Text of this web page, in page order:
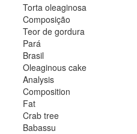
Torta oleaginosa
Composição
Teor de gordura
Pará
Brasil
Oleaginous cake
Analysis
Composition
Fat
Crab tree
Babassu